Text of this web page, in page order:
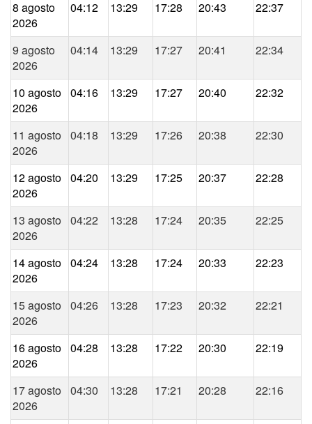
8 agosto
2026
04:12 13:29 17:28 20:43 22:37
9 agosto
2026
04:14 13:29 17:27 20:41 22:34
10 agosto
2026
04:16 13:29 17:27 20:40 22:32
11 agosto
2026
04:18 13:29 17:26 20:38 22:30
12 agosto
2026
04:20 13:29 17:25 20:37 22:28
13 agosto
2026
04:22 13:28 17:24 20:35 22:25
14 agosto
2026
04:24 13:28 17:24 20:33 22:23
15 agosto
2026
04:26 13:28 17:23 20:32 22:21
16 agosto
2026
04:28 13:28 17:22 20:30 22:19
17 agosto
2026
04:30 13:28 17:21 20:28 22:16